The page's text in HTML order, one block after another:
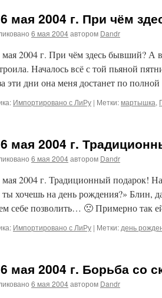
мая 2004 г. При чём
6 мая 2004автором Dandr
2004 г. При чём здесь бывший? А
Началось всё с той пьяной
эти дни она меня достанет по
Импортировано с ЛиРу | Метки:мартышка,
мая 2004 г.
6 мая 2004автором Dandr
2004 г. Традиционный подарок!
ты хочешь на день рождения?» Блин,
себе позволить… 🙁 Примерно так
Импортировано с ЛиРу | Метки: день
мая 2004 г. Борьба со
6 мая 2004автором Dandr